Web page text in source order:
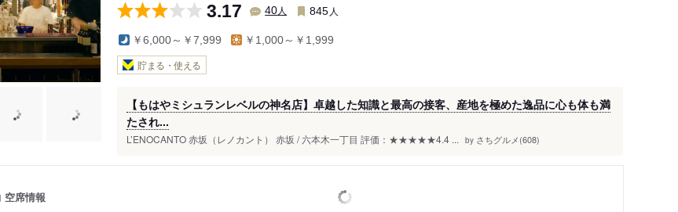
3.17 40人 845 人
￥6,000～￥7,999 ￥1,000～￥1,999
貯まる・使える
【もはやミシュランレベルの神名店】卓越した知識と最高の接客、産地を極めた逸品に心も体も満
たされ...
L’ENOCANTO 赤坂（レノカント） 赤坂 / 六本木一丁目 評価：★★★★★4.4 ... by さちグルメ(608)
空席情報